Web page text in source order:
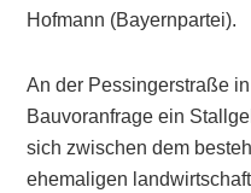
Hofmann (Bayernpartei).
An der Pessingerstraße
Bauvoranfrage ein
sich zwischen dem
ehemaligen